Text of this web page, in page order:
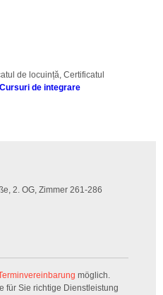
de locuință, Certificatul
Cursuri de integrare
2. OG, Zimmer 261-286
möglich.
für Sie richtige Dienstleistung